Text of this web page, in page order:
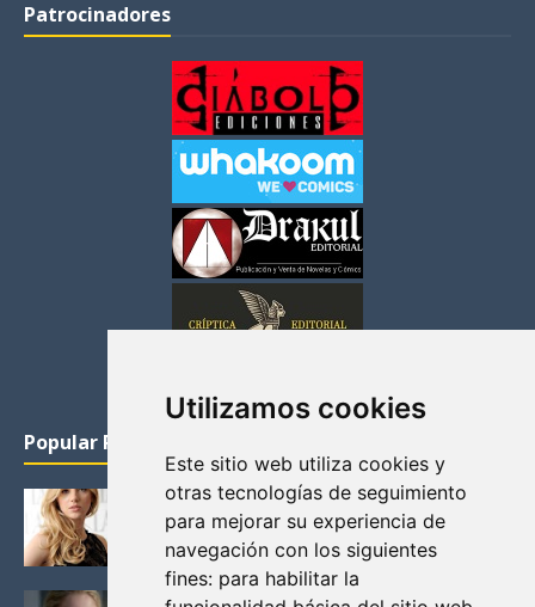
Utilizamos cookies
Este sitio web utiliza cookies y
otras tecnologías de seguimiento
para mejorar su experiencia de
navegación con los siguientes
fines: para habilitar la
Patrocinadores
Popular Posts
KATHERYN WINNICK: LA ACTRIZ MAS GUAPA DE
VIKINGOS
Junio 14, 2013
FELICITY (EMILY BETT RICKARDS), LAS FOTOS